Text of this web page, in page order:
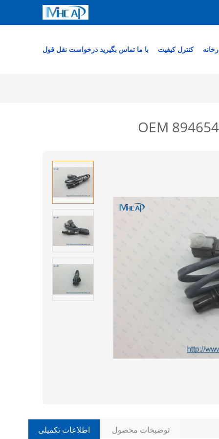
کنترل کیفیت با ما تماس بگیرید درخواست نقل قول
اطلاعات تکمیلی توضیحات محصول